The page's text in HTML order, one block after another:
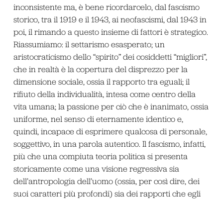
inconsistente ma, è bene ricordarcelo, dal fascismo
storico, tra il 1919 e il 1943, ai neofascismi, dal 1943 in
poi, il rimando a questo insieme di fattori è strategico.
Riassumiamo: il settarismo esasperato; un
aristocraticismo dello “spirito” dei cosiddetti “migliori”,
che in realtà è la copertura del disprezzo per la
dimensione sociale, ossia il rapporto tra eguali; il
rifiuto della individualità, intesa come centro della
vita umana; la passione per ciò che è inanimato, ossia
uniforme, nel senso di eternamente identico e,
quindi, incapace di esprimere qualcosa di personale,
soggettivo, in una parola autentico. Il fascismo, infatti,
più che una compiuta teoria politica si presenta
storicamente come una visione regressiva sia
dell’antropologia dell’uomo (ossia, per così dire, dei
suoi caratteri più profondi) sia dei rapporti che egli